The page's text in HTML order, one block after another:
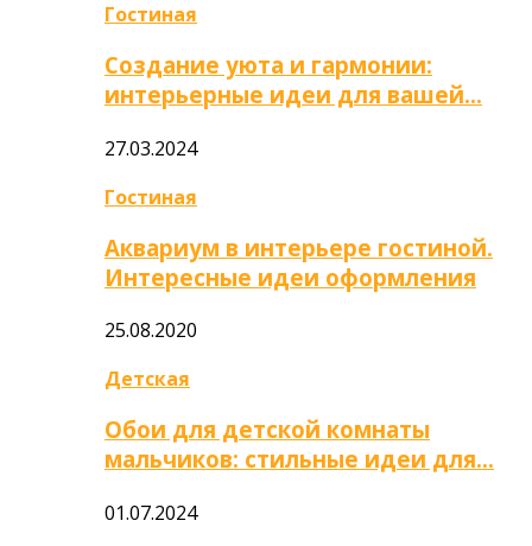
Гостиная
Создание уюта и гармонии:
интерьерные идеи для вашей…
27.03.2024
Гостиная
Аквариум в интерьере гостиной.
Интересные идеи оформления
25.08.2020
Детская
Обои для детской комнаты
мальчиков: стильные идеи для…
01.07.2024